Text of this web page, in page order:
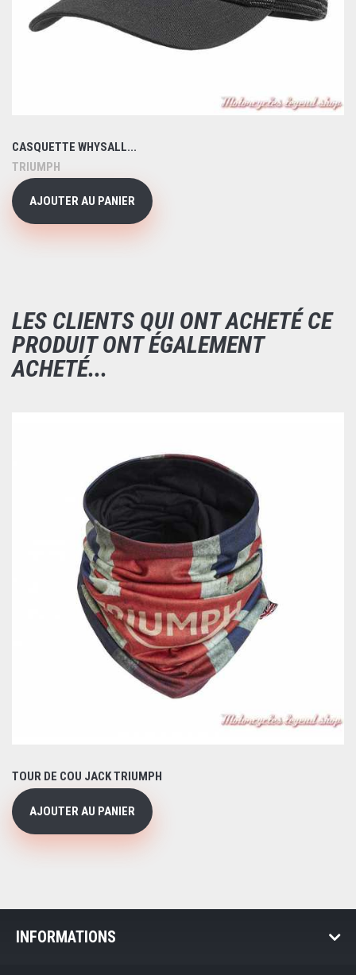
CASQUETTE WHYSALL...
TRIUMPH
AJOUTER AU PANIER
LES CLIENTS QUI ONT ACHETÉ CE
PRODUIT ONT ÉGALEMENT
ACHETÉ...
TOUR DE COU JACK TRIUMPH
AJOUTER AU PANIER
INFORMATIONS